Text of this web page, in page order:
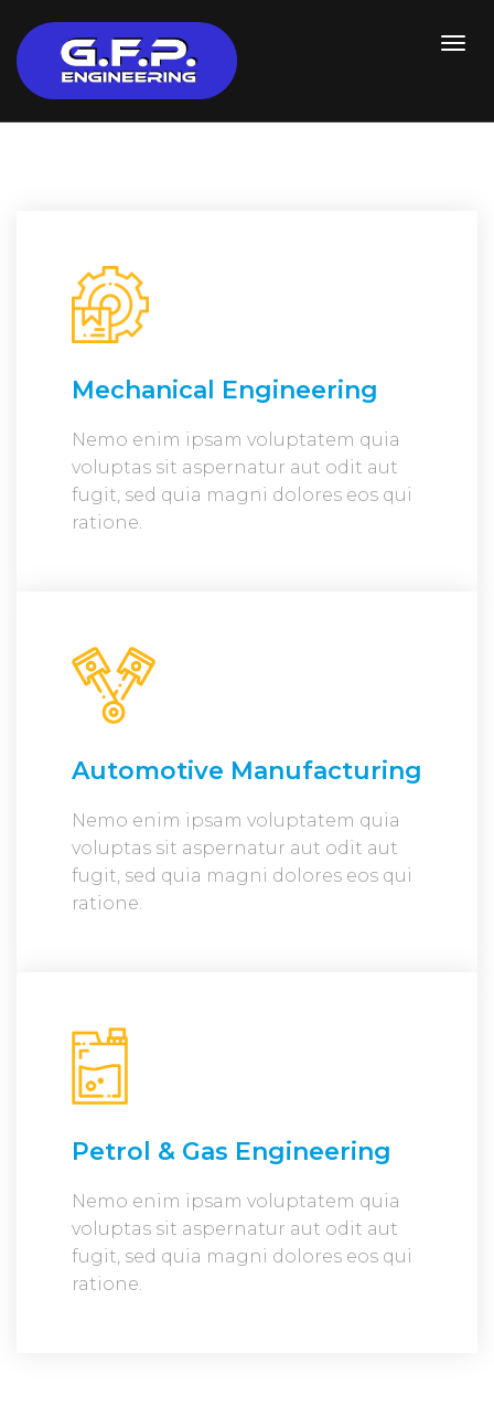
Mechanical Engineering
Nemo enim ipsam voluptatem quia
voluptas sit aspernatur aut odit aut
fugit, sed quia magni dolores eos qui
ratione.
Automotive Manufacturing
Nemo enim ipsam voluptatem quia
voluptas sit aspernatur aut odit aut
fugit, sed quia magni dolores eos qui
ratione.
Petrol & Gas Engineering
Nemo enim ipsam voluptatem quia
voluptas sit aspernatur aut odit aut
fugit, sed quia magni dolores eos qui
ratione.